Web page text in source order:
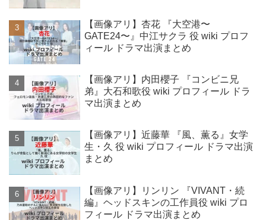
【画像アリ】杏花 『大空港〜
GATE24〜』中江サクラ 役 wiki プロフ
ィール ドラマ出演まとめ
【画像アリ】内田櫻子 『コンビニ兄
弟』大石和歌役 wiki プロフィール ドラ
マ出演まとめ
【画像アリ】近藤華 『風、薫る』女学
生・久 役 wiki プロフィール ドラマ出演
まとめ
【画像アリ】リンリン 『VIVANT・続
編』ヘッドスキンの工作員役 wiki プロ
フィール ドラマ出演まとめ